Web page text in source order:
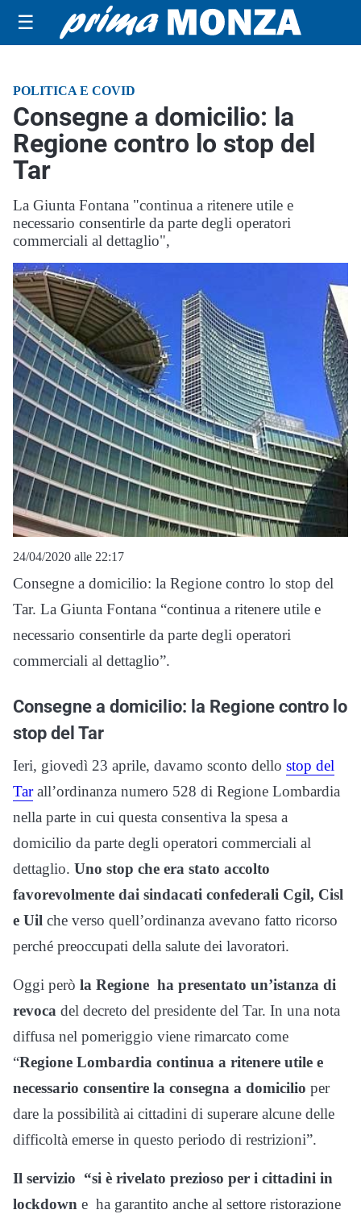
☰
POLITICA E COVID
Consegne a domicilio: la
Regione contro lo stop del
Tar
La Giunta Fontana "continua a ritenere utile e
necessario consentirle da parte degli operatori
commerciali al dettaglio",
24/04/2020 alle 22:17
Consegne a domicilio: la Regione contro lo stop del
Tar. La Giunta Fontana “continua a ritenere utile e
necessario consentirle da parte degli operatori
commerciali al dettaglio”.
Consegne a domicilio: la Regione contro lo
stop del Tar
Ieri, giovedì 23 aprile, davamo sconto dello stop del
Tarall’ordinanza numero 528 di Regione Lombardia
nella parte in cui questa consentiva la spesa a
domicilio da parte degli operatori commerciali al
dettaglio. Uno stop che era stato accolto
favorevolmente dai sindacati confederali Cgil, Cisl
e Uil che verso quell’ordinanza avevano fatto ricorso
perché preoccupati della salute dei lavoratori.
Oggi però la Regione ha presentato un’istanza di
revoca del decreto del presidente del Tar. In una nota
diffusa nel pomeriggio viene rimarcato come
“Regione Lombardia continua a ritenere utile e
necessario consentire la consegna a domicilio per
dare la possibilità ai cittadini di superare alcune delle
difficoltà emerse in questo periodo di restrizioni”.
Il servizio “si è rivelato prezioso per i cittadini in
lockdown e ha garantito anche al settore ristorazione